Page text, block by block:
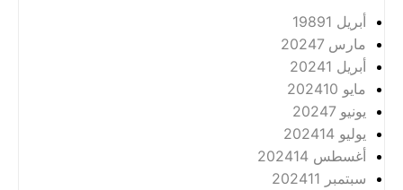
أبريل 1989 1
مارس 20247
أبريل 2024 1
مايو 2024 10
يونيو 20247
يوليو 2024 14
أغسطس 2024 14
سبتمبر 2024 11